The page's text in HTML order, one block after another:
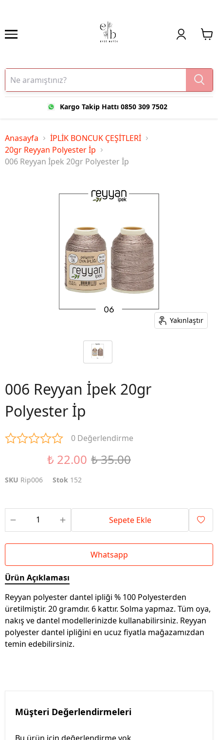
Kargo Takip Hattı 0850 309 7502
Anasayfa
İPLİK BONCUK ÇEŞİTLERİ
20gr Reyyan Polyester İp
006 Reyyan İpek 20gr Polyester İp
Yakınlaştır
006 Reyyan İpek 20gr
Polyester İp
0 Değerlendirme
₺ 22.00 ₺ 35.00
SKU Rip006 Stok 152
Sepete Ekle
Whatsapp
Ürün Açıklaması
Reyyan polyester dantel ipliği % 100 Polyesterden
üretilmiştir. 20 gramdır. 6 kattır. Solma yapmaz. Tüm oya,
nakış ve dantel modellerinizde kullanabilirsiniz. Reyyan
polyester dantel ipliğini en ucuz fiyatla mağazamızdan
temin edebilirsiniz.
Müşteri Değerlendirmeleri